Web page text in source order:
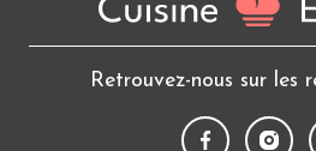
Retrouvez-nous sur les